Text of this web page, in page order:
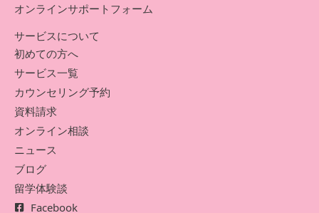
オンラインサポートフォーム
サービスについて
初めての方へ
サービス一覧
カウンセリング予約
資料請求
オンライン相談
ニュース
ブログ
留学体験談
Facebook